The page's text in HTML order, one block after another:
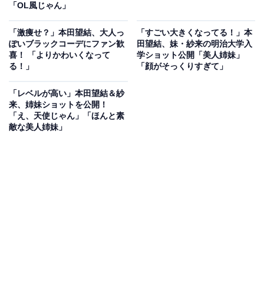
「OL風じゃん」
「激痩せ？」本田望結、大人っ
ぽいブラックコーデにファン歓
喜！ 「よりかわいくなって
る！」
「すごい大きくなってる！」本
田望結、妹・紗来の明治大学入
学ショット公開「美人姉妹」
「顔がそっくりすぎて」
「レベルが高い」本田望結＆紗
来、姉妹ショットを公開！
「え、天使じゃん」「ほんと素
敵な美人姉妹」